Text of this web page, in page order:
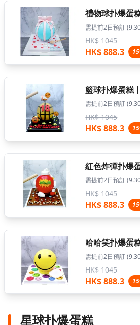
禮物球扑爆蛋
需提前2日預訂
HK$ 1045
HK$ 888.3
籃球扑爆蛋糕
需提前2日預訂
HK$ 1045
HK$ 888.3
紅色炸彈扑爆
需提前2日預訂
HK$ 1045
HK$ 888.3
哈哈笑扑爆蛋
需提前2日預訂
HK$ 1045
HK$ 888.3
星球扑爆蛋糕